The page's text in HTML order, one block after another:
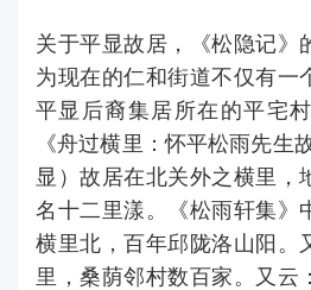
关于平显故居，《松隐记》
为现在的仁和街道不仅有一
平显后裔集居所在的平宅
《舟过横里：怀平松雨先生
显）故居在北关外之横里，
名十二里漾。《松雨轩集》
横里北，百年邱陇洛山阳。
里，桑荫邻村数百家。又云